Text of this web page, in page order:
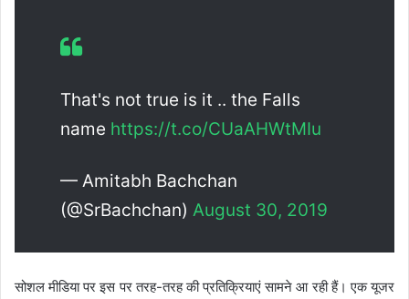
That's not true is it .. the Falls
name https://t.co/CUaAHWtMIu
— Amitabh Bachchan
(@SrBachchan) August 30, 2019
सोशल मीडिया पर इस पर तरह-तरह की प्रतिक्रियाएं सामने आ रही हैं। एक यूजर